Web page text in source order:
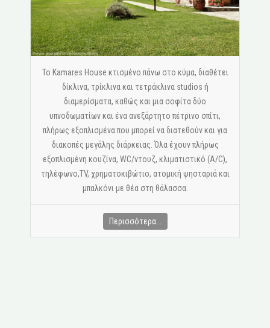
Το Kamares House κτισμένο πάνω στο κύμα, διαθέτει
δίκλινα, τρίκλινα και τετράκλινα studios ή
διαμερίσματα, καθώς και μια σοφίτα δύο
υπνοδωματίων και ένα ανεξάρτητο πέτρινο σπίτι,
πλήρως εξοπλισμένα που μπορεί να διατεθούν και για
διακοπές μεγάλης διάρκειας. Όλα έχουν πλήρως
εξοπλισμένη κουζίνα, WC/ντουζ, κλιματιστικό (A/C),
τηλέφωνο,ΤV, χρηματοκιβώτιο, ατομική ψησταριά και
μπαλκόνι με θέα στη θάλασσα.
Περισσότερα...